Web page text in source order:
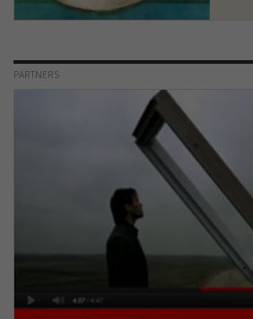
PARTNERS